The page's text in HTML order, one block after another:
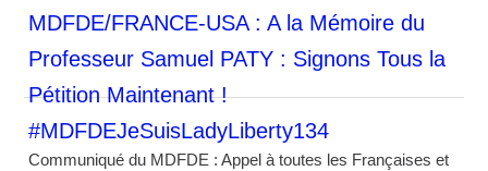
MDFDE/FRANCE-USA : A la Mémoire du
Professeur Samuel PATY : Signons Tous la
Pétition Maintenant !
#MDFDEJeSuisLadyLiberty134
Communiqué du MDFDE : Appel à toutes les Françaises et